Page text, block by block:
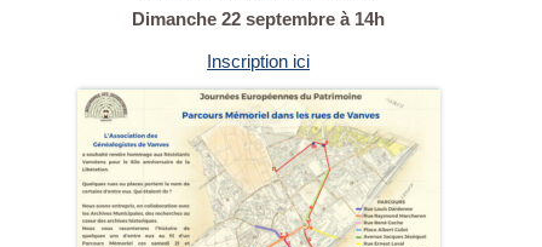
Dimanche 22 septembre à 14h
Inscription ici